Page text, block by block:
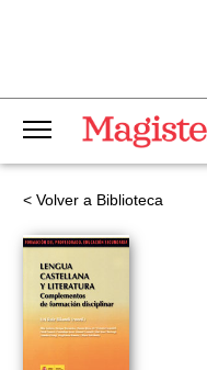
< Volver a Biblioteca